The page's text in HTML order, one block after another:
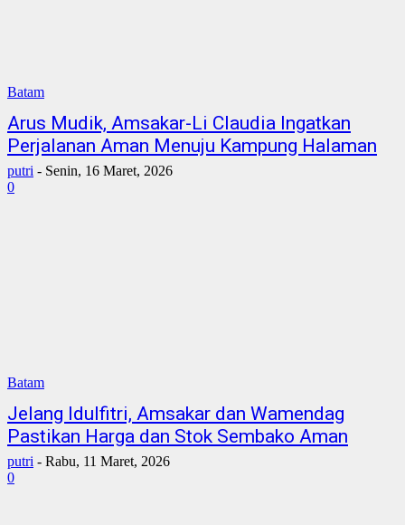
Batam
Arus Mudik, Amsakar-Li Claudia Ingatkan
Perjalanan Aman Menuju Kampung Halaman
putri - Senin, 16 Maret, 2026
0
Batam
Jelang Idulfitri, Amsakar dan Wamendag
Pastikan Harga dan Stok Sembako Aman
putri - Rabu, 11 Maret, 2026
0